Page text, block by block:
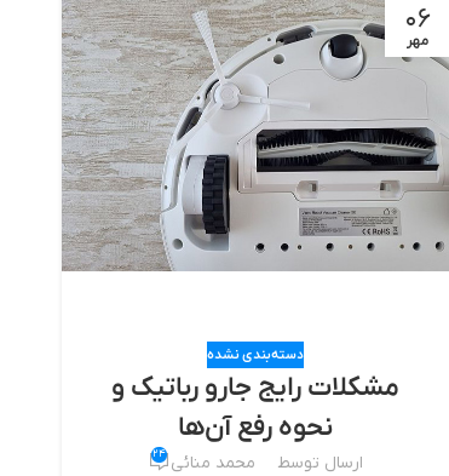
06
مهر
دسته‌بندی نشده
مشکلات رایج جارو رباتیک و
نحوه رفع آن‌ها
ارسال توسط محمد منائی 24